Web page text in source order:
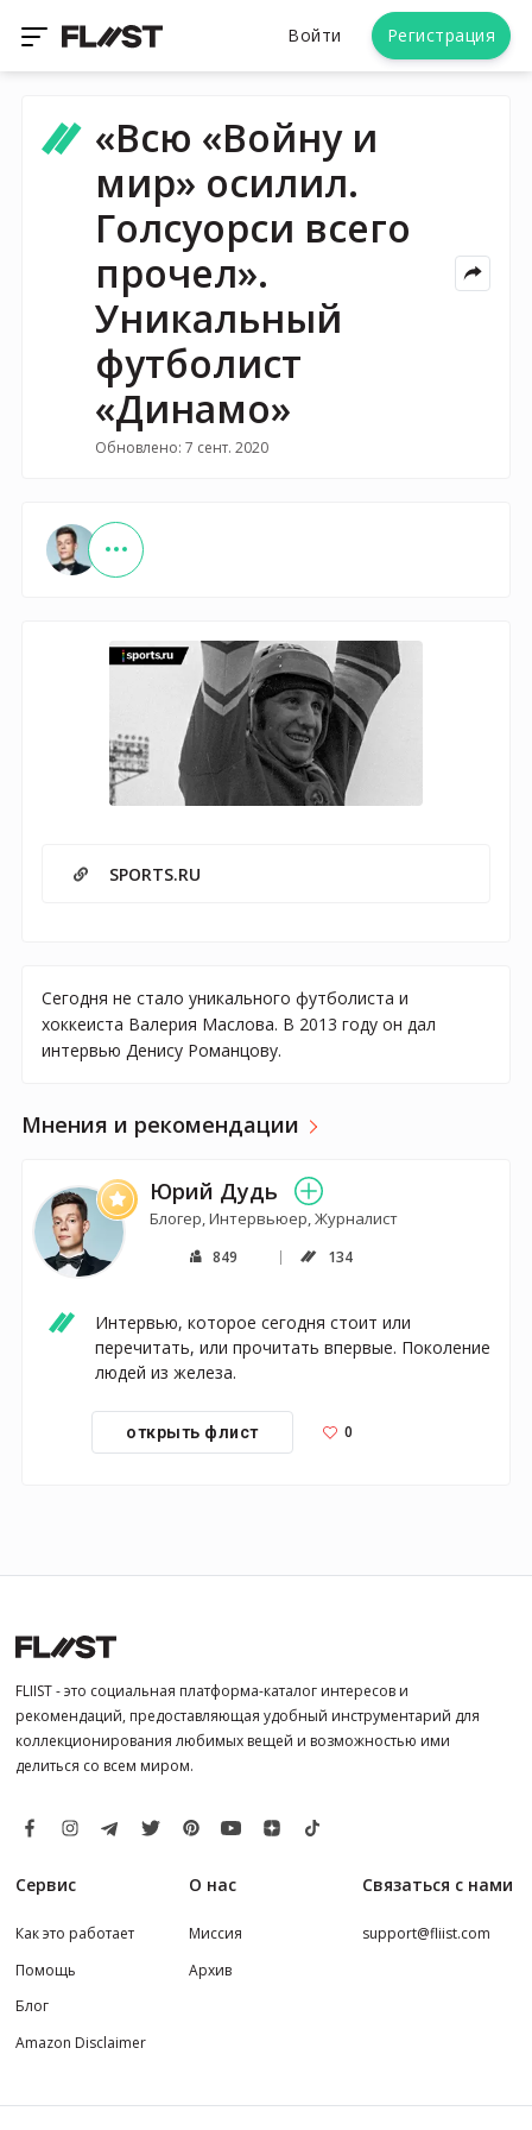
Войти Регистрация
«Всю «Войну и
мир» осилил.
Голсуорси всего
прочел».
Уникальный
футболист
«Динамо»
Обновлено: 7 сент. 2020
SPORTS.RU
Сегодня не стало уникального футболиста и
хоккеиста Валерия Маслова. В 2013 году он дал
интервью Денису Романцову.
Мнения и рекомендации
Юрий Дудь
Блогер, Интервьюер, Журналист
849 134
Интервью, которое сегодня стоит или
перечитать, или прочитать впервые. Поколение
людей из железа.
открыть флист 0
FLIIST - это социальная платформа-каталог интересов и
рекомендаций, предоставляющая удобный инструментарий для
коллекционирования любимых вещей и возможностью ими
делиться со всем миром.
Сервис
Как это работает
Помощь
Блог
Amazon Disclaimer
О нас
Миссия
Архив
Связаться с нами
support@fliist.com